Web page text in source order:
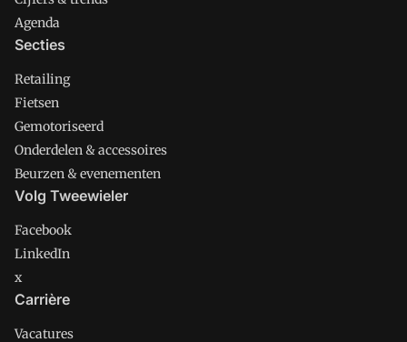
Agenda
Secties
Retailing
Fietsen
Gemotoriseerd
Onderdelen & accessoires
Beurzen & evenementen
Volg Tweewieler
Facebook
LinkedIn
x
Carrière
Vacatures